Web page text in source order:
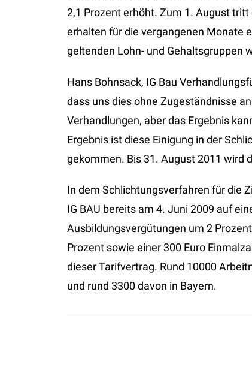
2,1 Prozent erhöht. Zum 1. August
erhalten für die vergangenen Monate
geltenden Lohn- und Gehaltsgruppen
Hans Bohnsack, IG Bau
dass uns dies ohne Zugeständnisse
Verhandlungen, aber das Ergebnis
Ergebnis ist diese Einigung in der
gekommen. Bis 31. August 2011 wird
In dem Schlichtungsverfahren für die
IG BAU bereits am 4. Juni 2009 auf
Ausbildungsvergütungen um 2
Prozent sowie einer 300 Euro
dieser Tarifvertrag. Rund 10000
und rund 3300 davon in Bayern.